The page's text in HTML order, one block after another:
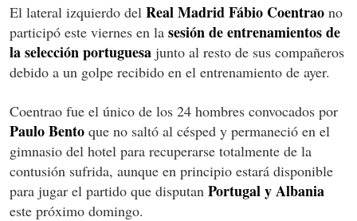
El lateral izquierdo del Real Madrid Fábio Coentrao no
participó este viernes en la sesión de entrenamientos de
la selección portuguesa junto al resto de sus compañeros
debido a un golpe recibido en el entrenamiento de ayer.
Coentrao fue el único de los 24 hombres convocados por
Paulo Bento que no saltó al césped y permaneció en el
gimnasio del hotel para recuperarse totalmente de la
contusión sufrida, aunque en principio estará disponible
para jugar el partido que disputan Portugal y Albania
este próximo domingo.